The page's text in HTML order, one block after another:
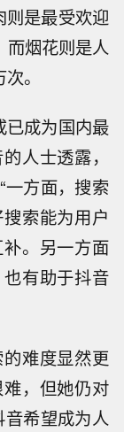
是最受欢迎
烟花则是人
。
已成为国内最
人士透露，
一方面，搜索
索能为用户
。另一方面
有助于抖音
难度显然更
，但她仍对
音希望成为人